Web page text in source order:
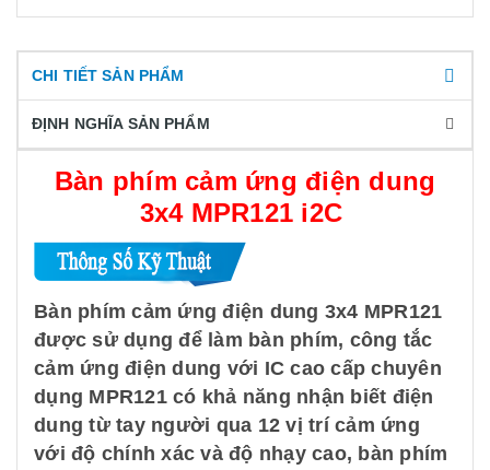
CHI TIẾT SẢN PHẨM
ĐỊNH NGHĨA SẢN PHẨM
Bàn phím cảm ứng điện dung
3x4 MPR121 i2C
Bàn phím cảm ứng điện dung 3x4 MPR121
được sử dụng để làm bàn phím, công tắc
cảm ứng điện dung với IC cao cấp chuyên
dụng MPR121 có khả năng nhận biết điện
dung từ tay người qua 12 vị trí cảm ứng
với độ chính xác và độ nhạy cao, bàn phím